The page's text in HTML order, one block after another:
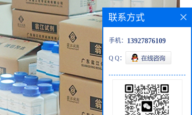
联系方式
手机： 13927876109
Q Q：